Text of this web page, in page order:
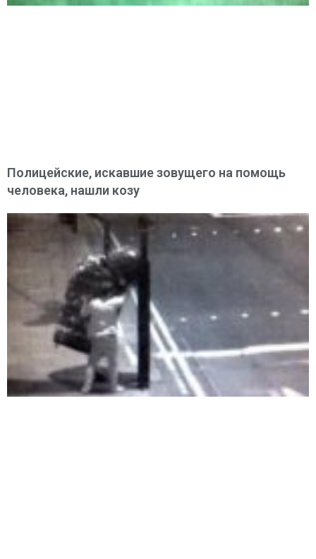
Полицейские, искавшие зовущего на помощь
человека, нашли козу